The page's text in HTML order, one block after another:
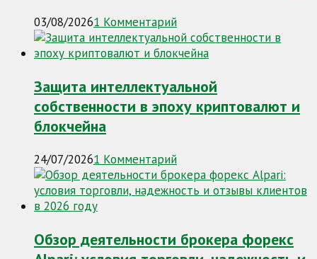
03/08/20261 Комментарий
Защита интеллектуальной
собственности в эпоху криптовалют и
блокчейна
24/07/20261 Комментарий
Обзор деятельности брокера форекс